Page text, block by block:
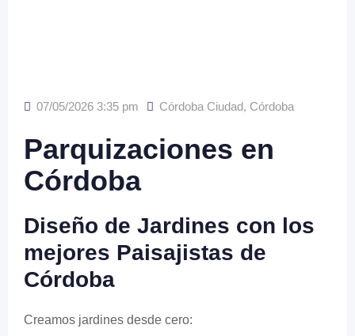
07/05/2026 3:35 pm Córdoba Ciudad, Córdoba
Parquizaciones en
Córdoba
Diseño de Jardines con los
mejores Paisajistas de
Córdoba
Creamos jardines desde cero: